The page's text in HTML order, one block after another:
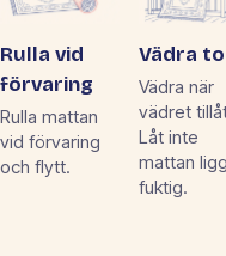
Rulla vid
förvaring
Rulla mattan
vid förvaring
och flytt.
Vädra
Vädra när
vädret
Låt inte
mattan
fuktig.